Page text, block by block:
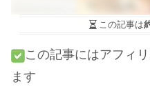
この記事は
この記事にはアフィ
ます